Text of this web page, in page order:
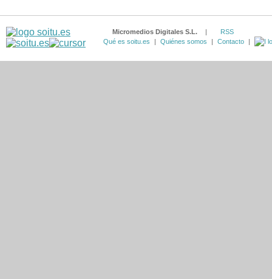
Micromedios Digitales S.L. |
RSS
Qué es soitu.es
| Quiénes somos | Contacto |